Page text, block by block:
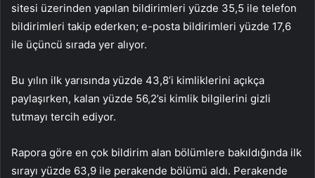
sitesi üzerinden yapılan bildirimleri yüzde 35,5 ile telefon
bildirimleri takip ederken; e-posta bildirimleri yüzde 17,6
ile üçüncü sırada yer alıyor.
Bu yılın ilk yarısında yüzde 43,8’i kimliklerini açıkça
paylaşırken, kalan yüzde 56,2’si kimlik bilgilerini gizli
tutmayı tercih ediyor.
Rapora göre en çok bildirim alan bölümlere bakıldığında ilk
sırayı yüzde 63,9 ile perakende bölümü aldı. Perakende